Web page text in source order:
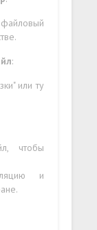
:
или ту
чтобы
и